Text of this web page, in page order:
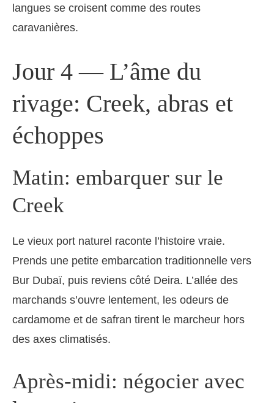
langues se croisent comme des routes
caravanières.
Jour 4 — L’âme du
rivage: Creek, abras et
échoppes
Matin: embarquer sur le
Creek
Le vieux port naturel raconte l’histoire vraie.
Prends une petite embarcation traditionnelle vers
Bur Dubaï, puis reviens côté Deira. L’allée des
marchands s’ouvre lentement, les odeurs de
cardamome et de safran tirent le marcheur hors
des axes climatisés.
Après-midi: négocier avec